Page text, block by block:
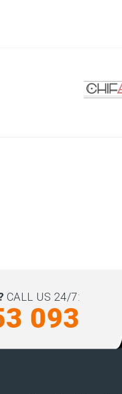
CALL US 24/7:
093